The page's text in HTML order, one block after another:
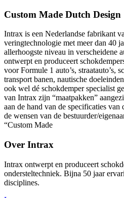
Custom Made Dutch Design
Intrax is een Nederlandse fabrikant
veringtechnologie met meer dan 40
allerhoogste niveau in verscheidene
ontwerpt en produceert
voor Formule 1 auto’s, straatauto’s,
transport banen, nautische
ook wel dé schokdemper specialist
van Intrax zijn “maatpakken”
aan de hand van de specificaties
de wensen van de bestuurder/
“Custom Made
Over Intrax
Intrax ontwerpt en produceert
ondersteltechniek. Bijna 50 jaar
disciplines.